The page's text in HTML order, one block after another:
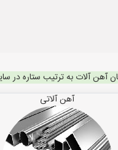
آهن آلات به ترتیب ستاره در
آهن آلاتی